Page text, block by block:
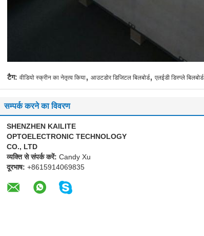
टैग: वीडियो स्क्रीन का नेतृत्व किया, आउटडोर डिजिटल बिलबोर्ड, एलईडी डिस्प्ले बिलबोर्ड
सम्पर्क करने का विवरण
SHENZHEN KAILITE
OPTOELECTRONIC TECHNOLOGY
CO., LTD
व्यक्ति से संपर्क करें: Candy Xu
दूरभाष: +8615914069835